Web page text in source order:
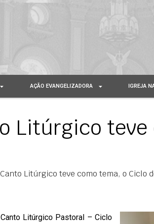
AÇÃO EVANGELIZADORA IGREJA
Litúrgico teve
Litúrgico teve como tema, o Ciclo
Litúrgico Pastoral – Ciclo